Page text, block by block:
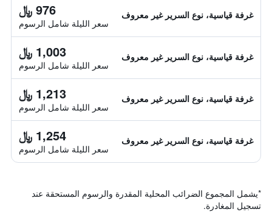
غرفة قياسية، نوع السرير غير معروف 976 ﷼
سعر الليلة شامل الرسوم
غرفة قياسية، نوع السرير غير معروف 1,003 ﷼
سعر الليلة شامل الرسوم
غرفة قياسية، نوع السرير غير معروف 1,213 ﷼
سعر الليلة شامل الرسوم
غرفة قياسية، نوع السرير غير معروف 1,254 ﷼
سعر الليلة شامل الرسوم
*يشمل المجموع الضرائب المحلية المقدرة والرسوم المستحقة عند
تسجيل المغادرة.